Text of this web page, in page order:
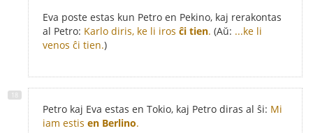
Eva poste estas kun Petro en Pekino, kaj rerakontas
al Petro: Karlo diris, ke li iros ĉi tien. (Aŭ: ...ke li
venos ĉi tien.)
Petro kaj Eva estas en Tokio, kaj Petro diras al ŝi: Mi
iam estis en Berlino.